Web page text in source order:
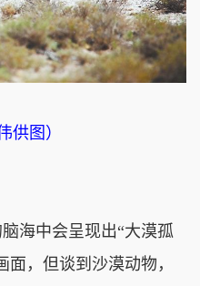
供图）
中会呈现出“大漠孤
，但谈到沙漠动物，